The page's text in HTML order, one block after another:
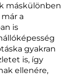
máskülönben
a
is
gyakran
is, így
ellenére,